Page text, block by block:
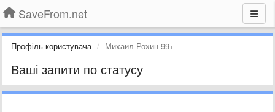
SaveFrom.net
Профіль користувача Михаил Рохин 99+
Ваші запити по статусу